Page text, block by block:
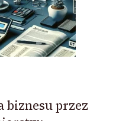
biznesu przez